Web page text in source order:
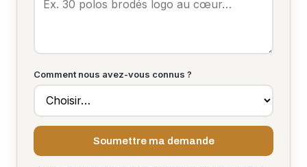
Comment nous avez-vous connus ?
Soumettre ma demande